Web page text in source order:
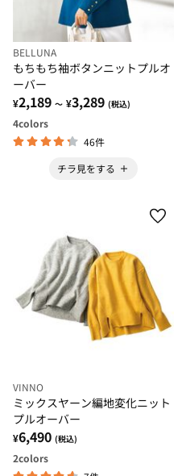
BELLUNA
もちもち袖ボタンニットプルオ
ーバー
¥2,189 ～ ¥3,289 (税込)
4colors
46件
チラ見をする
VINNO
ミックスヤーン編地変化ニット
プルオーバー
¥6,490 (税込)
2colors